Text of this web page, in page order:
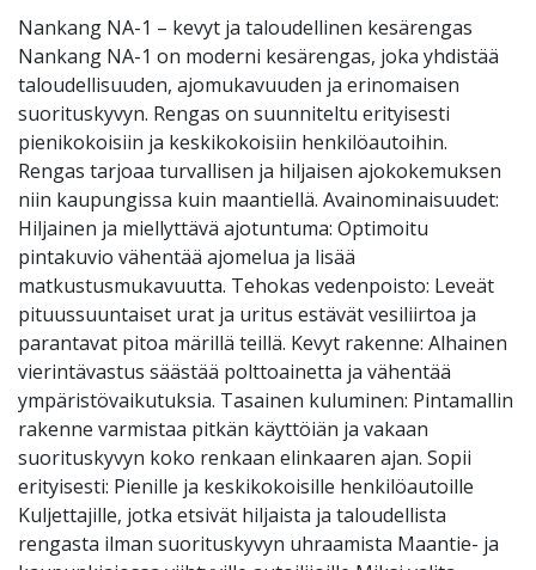
Nankang NA-1 – kevyt ja taloudellinen kesärengas
Nankang NA-1 on moderni kesärengas, joka yhdistää
taloudellisuuden, ajomukavuuden ja erinomaisen
suorituskyvyn. Rengas on suunniteltu erityisesti
pienikokoisiin ja keskikokoisiin henkilöautoihin.
Rengas tarjoaa turvallisen ja hiljaisen ajokokemuksen
niin kaupungissa kuin maantiellä. Avainominaisuudet:
Hiljainen ja miellyttävä ajotuntuma: Optimoitu
pintakuvio vähentää ajomelua ja lisää
matkustusmukavuutta. Tehokas vedenpoisto: Leveät
pituussuuntaiset urat ja uritus estävät vesiliirtoa ja
parantavat pitoa märillä teillä. Kevyt rakenne: Alhainen
vierintävastus säästää polttoainetta ja vähentää
ympäristövaikutuksia. Tasainen kuluminen: Pintamallin
rakenne varmistaa pitkän käyttöiän ja vakaan
suorituskyvyn koko renkaan elinkaaren ajan. Sopii
erityisesti: Pienille ja keskikokoisille henkilöautoille
Kuljettajille, jotka etsivät hiljaista ja taloudellista
rengasta ilman suorituskyvyn uhraamista Maantie- ja